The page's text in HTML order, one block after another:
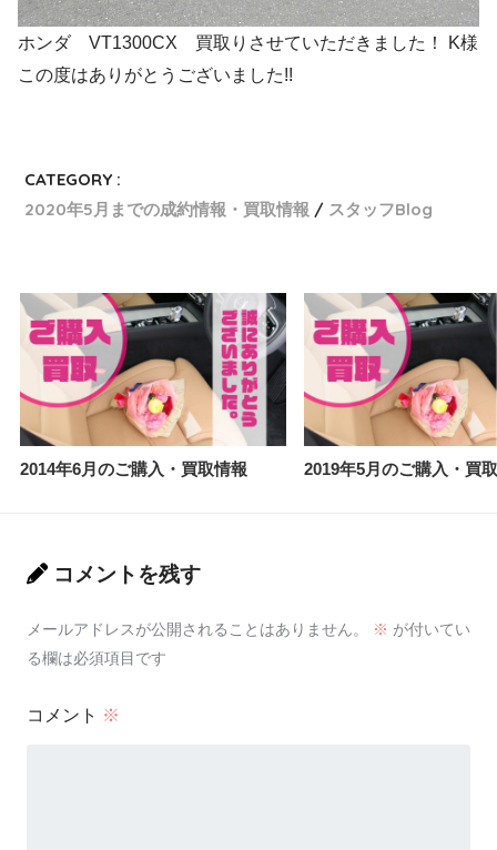
ホンダ VT1300CX 買取りさせていただきました！ K様
この度はありがとうございました!!
CATEGORY :
2020年5月までの成約情報・買取情報
スタッフBlog
2014年6月のご購入・買取情報 2019年5月のご購入・買
コメントを残す
メールアドレスが公開されることはありません。 ※ が付いてい
る欄は必須項目です
コメント ※